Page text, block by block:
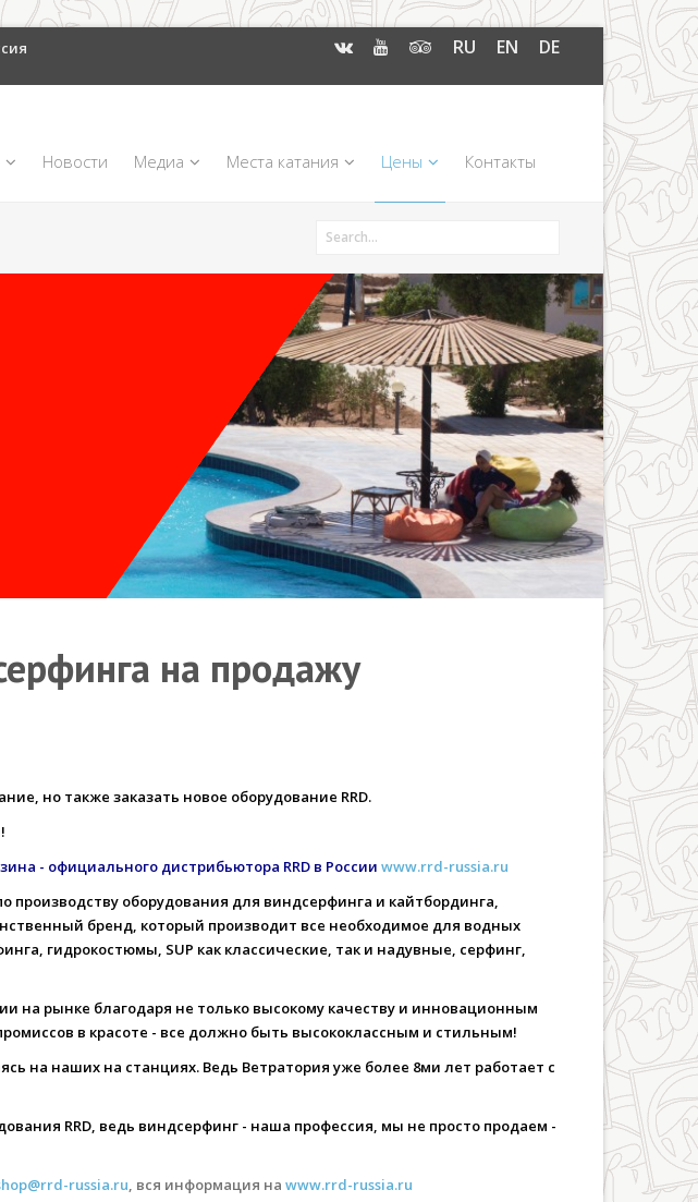
RU EN DE
Новости Медиа Места катания Цены Контакты
на продажу
но также заказать новое оборудование RRD.
- официального дистрибьютора RRD в России www.rrd-russia.ru
оборудования для виндсерфинга и кайтбординга,
бренд, который производит все необходимое для водных
гидрокостюмы, SUP как классические, так и надувные, серфинг,
на рынке благодаря не только высокому качеству и инновационным
в красоте - все должно быть высококлассным и стильным!
на наших на станциях. Ведь Ветратория уже более 8ми лет работает с
RRD, ведь виндсерфинг - наша профессия, мы не просто продаем -
russia.ru , вся информация на www.rrd-russia.ru